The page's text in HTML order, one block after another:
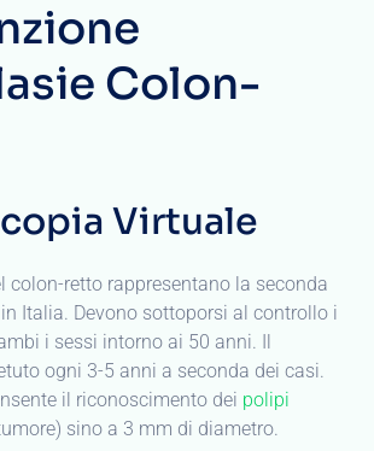
Colon-
Virtuale
colon-retto rappresentano la seconda
Italia. Devono sottoporsi al controllo i
i sessi intorno ai 50 anni. Il
ogni 3-5 anni a seconda dei casi.
il riconoscimento dei polipi
sino a 3 mm di diametro.